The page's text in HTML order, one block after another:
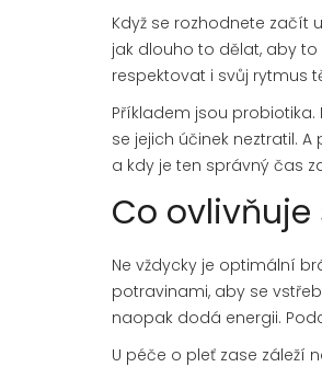
Když se rozhodnete začít
jak dlouho to dělat, aby
respektovat i svůj rytmus
Příkladem jsou
se jejich účinek neztratil.
a kdy je ten správný čas
Co
Ne vždycky je optimální
potravinami, aby se
naopak dodá energii.
U péče o pleť zase záleží